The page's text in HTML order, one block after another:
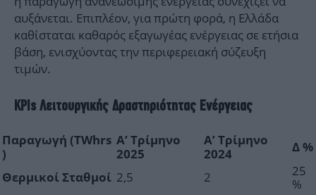
αυξάνεται. Επιπλέον, για πρώτη φορά, η Ελλάδα
καθίσταται καθαρός εξαγωγέας ενέργειας σε ετήσια
βάση, ενισχύοντας την περιφερειακή σύζευξη
τιμών.
KPIs Λειτουργικής Δραστηριότητας Ενέργειας
Παραγωγή (TWhrs
)
Α’ Τρίμηνο
2025
Α’ Τρίμηνο
2024
Δ %
Θερμικοί Σταθμοί 2,5 2
25
%